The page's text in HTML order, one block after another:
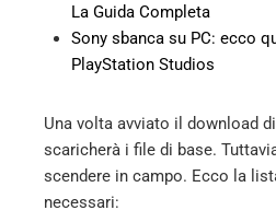
La Guida Completa
Sony sbanca su PC: ecco
PlayStation Studios
Una volta avviato il download
scaricherà i file di base.
scendere in campo. Ecco la
necessari: